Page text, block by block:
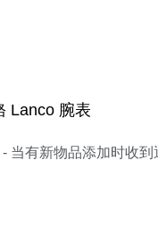
Lanco 腕表
当有新物品添加时收到